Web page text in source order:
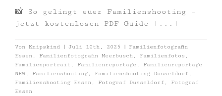
📸 So gelingt euer Familienshooting –
jetzt kostenlosen PDF-Guide [...]
Von Knipskind | Juli 10th, 2025 |
Familienfotografin
Essen , Familienfotografin Meerbusch , Familienfotos ,
Familienportrait , Familienreportage , Familienreportage
NRW , Familienshooting , Familienshooting Düsseldorf ,
Familienshooting Essen , Fotograf Düsseldorf , Fotograf
Essen